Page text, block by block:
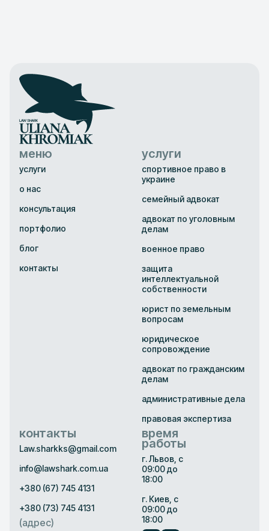
меню
услуги
о нас
консультация
портфолио
блог
контакты
услуги
спортивное право в
украине
семейный адвокат
адвокат по уголовным
делам
военное право
защита
интеллектуальной
собственности
юрист по земельным
вопросам
юридическое
сопровождение
адвокат по гражданским
делам
административные дела
правовая экспертиза
контакты
Law.sharkks@gmail.com
info@lawshark.com.ua
+380 (67) 745 4131
+380 (73) 745 4131
(адрес)
время
работы
г. Львов, с
09:00 до
18:00
г. Киев, с
09:00 до
18:00